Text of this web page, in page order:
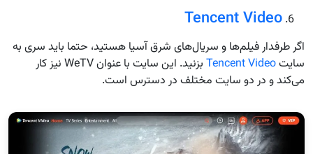
Tencent Video
اگر طرفدار فیلم‌ها و سریال‌های شرق آسیا هستید، حتما باید سری به
سایتTencent Video
بزنید. این سایت با عنوان WeTV نیز کار
می‌کند و در دو سایت مختلف در دسترس است.